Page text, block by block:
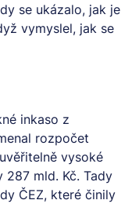
se ukázalo, jak je
vymyslel, jak se
inkaso z
rozpočet
vysoké
mld. Kč. Tady
ČEZ, které činily